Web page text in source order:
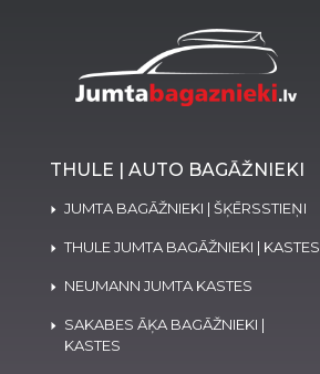
THULE | AUTO BAGĀŽNIEKI
JUMTA BAGĀŽNIEKI | ŠĶĒRSSTIEŅI
THULE JUMTA BAGĀŽNIEKI | KASTES
NEUMANN JUMTA KASTES
SAKABES ĀĶA BAGĀŽNIEKI |
KASTES